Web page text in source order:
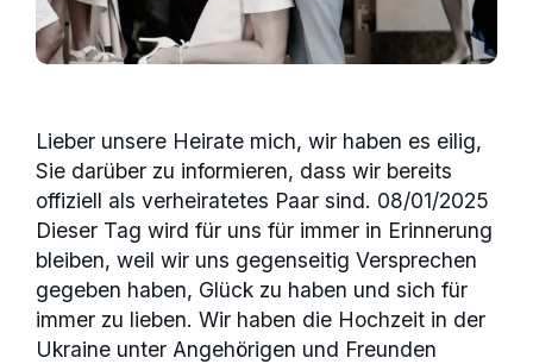
Lieber unsere Heirate mich, wir haben es eilig,
Sie darüber zu informieren, dass wir bereits
offiziell als verheiratetes Paar sind. 08/01/2025
Dieser Tag wird für uns für immer in Erinnerung
bleiben, weil wir uns gegenseitig Versprechen
gegeben haben, Glück zu haben und sich für
immer zu lieben. Wir haben die Hochzeit in der
Ukraine unter Angehörigen und Freunden